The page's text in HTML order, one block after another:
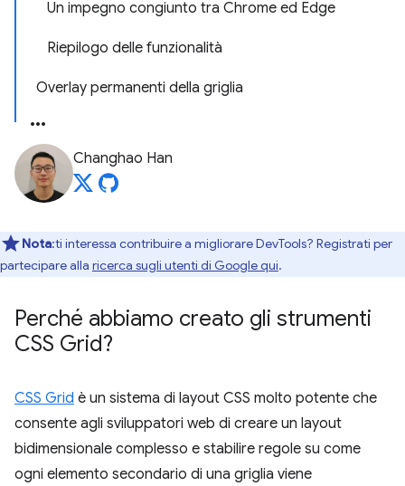
Un impegno congiunto tra Chrome ed Edge
Riepilogo delle funzionalità
Overlay permanenti della griglia
Changhao Han
Nota:ti interessa contribuire a migliorare DevTools? Registrati per
partecipare alla ricerca sugli utenti di Google qui.
Perché abbiamo creato gli strumenti
CSS Grid?
CSS Grid è un sistema di layout CSS molto potente che
consente agli sviluppatori web di creare un layout
bidimensionale complesso e stabilire regole su come
ogni elemento secondario di una griglia viene